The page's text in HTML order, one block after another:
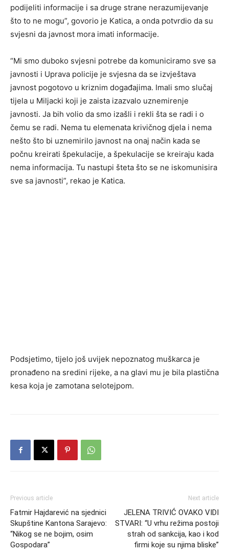
podijeliti informacije i sa druge strane nerazumijevanje
što to ne mogu”, govorio je Katica, a onda potvrdio da su
svjesni da javnost mora imati informacije.
“Mi smo duboko svjesni potrebe da komuniciramo sve sa
javnosti i Uprava policije je svjesna da se izvještava
javnost pogotovo u kriznim događajima. Imali smo slučaj
tijela u Miljacki koji je zaista izazvalo uznemirenje
javnosti. Ja bih volio da smo izašli i rekli šta se radi i o
čemu se radi. Nema tu elemenata krivičnog djela i nema
nešto što bi uznemirilo javnost na onaj način kada se
počnu kreirati špekulacije, a špekulacije se kreiraju kada
nema informacija. Tu nastupi šteta što se ne iskomunisira
sve sa javnosti”, rekao je Katica.
Podsjetimo, tijelo još uvijek nepoznatog muškarca je
pronađeno na sredini rijeke, a na glavi mu je bila plastična
kesa koja je zamotana selotejpom.
Previous article
Fatmir Hajdarević na sjednici
Skupštine Kantona Sarajevo:
“Nikog se ne bojim, osim
Gospodara”
Next article
JELENA TRIVIĆ OVAKO VIDI
STVARI: “U vrhu režima postoji
strah od sankcija, kao i kod
firmi koje su njima bliske”